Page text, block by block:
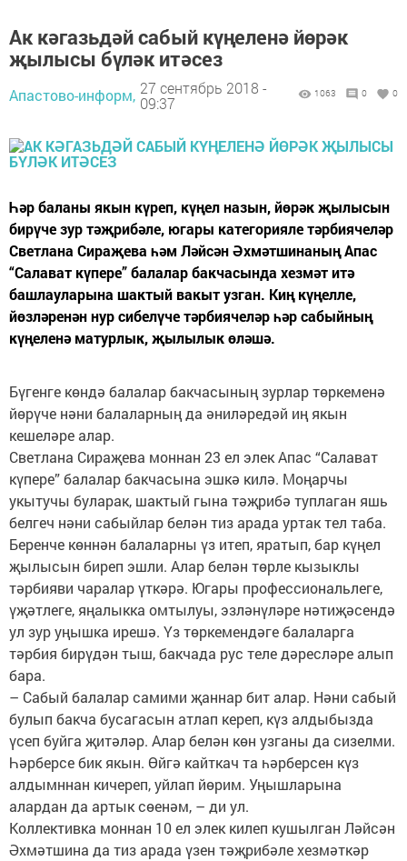
Ак кәгазьдәй сабый күңеленә йөрәк
җылысы бүләк итәсез
Апастово-информ, 27 сентябрь 2018 -
09:37
1063 0 0
Һәр баланы якын күреп, күңел назын, йөрәк җылысын
бирүче зур тәҗрибәле, югары категорияле тәрбиячеләр
Светлана Сираҗева һәм Ләйсән Әхмәтшинаның Апас
“Салават күпере” балалар бакчасында хезмәт итә
башлауларына шактый вакыт узган. Киң күңелле,
йөзләренән нур сибелүче тәрбиячеләр һәр сабыйның
күңеленә матурлык, җылылык өләшә.
Бүгенге көндә балалар бакчасының зурлар төркеменә
йөрүче нәни балаларның да әниләредәй иң якын
кешеләре алар.
Светлана Сираҗева моннан 23 ел элек Апас “Салават
күпере” балалар бакчасына эшкә килә. Моңарчы
укытучы буларак, шактый гына тәҗрибә туплаган яшь
белгеч нәни сабыйлар белән тиз арада уртак тел таба.
Беренче көннән балаларны үз итеп, яратып, бар күңел
җылысын биреп эшли. Алар белән төрле кызыклы
тәрбияви чаралар үткәрә. Югары профессиональлеге,
үҗәтлеге, яңалыкка омтылуы, эзләнүләре нәтиҗәсендә
ул зур уңышка ирешә. Үз төркемендәге балаларга
тәрбия бирүдән тыш, бакчада рус теле дәресләре алып
бара.
– Сабый балалар самими җаннар бит алар. Нәни сабый
булып бакча бусагасын атлап кереп, күз алдыбызда
үсеп буйга җитәләр. Алар белән көн узганы да сизелми.
Һәрберсе бик якын. Өйгә кайткач та һәрберсен күз
алдымннан кичереп, уйлап йөрим. Уңышларына
алардан да артык сөенәм, – ди ул.
Коллективка моннан 10 ел элек килеп кушылган Ләйсән
Әхмәтшина да тиз арада үзен тәҗрибәле хезмәткәр